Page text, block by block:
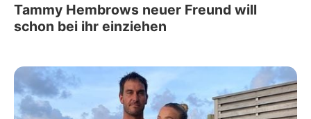
Tammy Hembrows neuer Freund will
schon bei ihr einziehen